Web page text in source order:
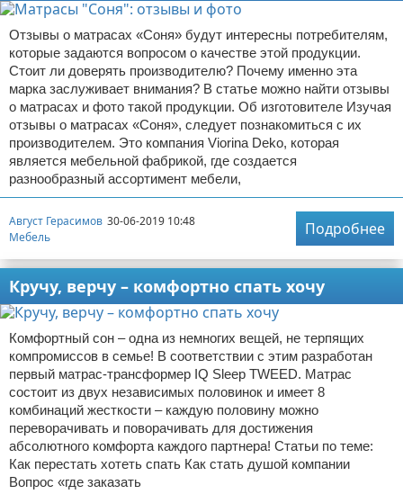
Отзывы о матрасах «Соня» будут интересны потребителям,
которые задаются вопросом о качестве этой продукции.
Стоит ли доверять производителю? Почему именно эта
марка заслуживает внимания? В статье можно найти отзывы
о матрасах и фото такой продукции. Об изготовителе Изучая
отзывы о матрасах «Соня», следует познакомиться с их
производителем. Это компания Viorina Deko, которая
является мебельной фабрикой, где создается
разнообразный ассортимент мебели,
Август Герасимов 30-06-2019 10:48
Мебель
Подробнее
Кручу, верчу – комфортно спать хочу
Комфортный сон – одна из немногих вещей, не терпящих
компромиссов в семье! В соответствии с этим разработан
первый матрас-трансформер IQ Sleep TWEED. Матрас
состоит из двух независимых половинок и имеет 8
комбинаций жесткости – каждую половину можно
переворачивать и поворачивать для достижения
абсолютного комфорта каждого партнера! Статьи по теме:
Как перестать хотеть спать Как стать душой компании
Вопрос «где заказать